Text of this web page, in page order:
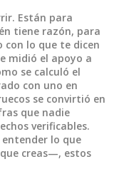
Están para
tiene razón, para
con lo que te dicen
midió el apoyo a
se calculó el
con uno en
se convirtió en
que nadie
verificables.
lo que
creas—, estos